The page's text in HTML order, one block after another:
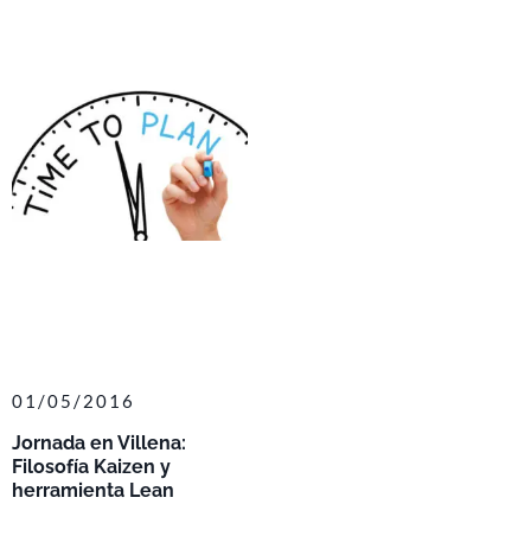
Jornada en Villena:
Filosofía Kaizen y
herramienta Lean
01/05/2016